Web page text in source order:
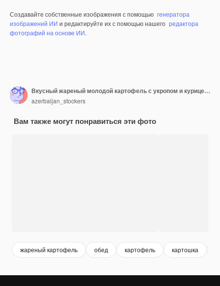
Создавайте собственные изображения с помощью генератора
изображений ИИ и редактируйте их с помощью нашего редактора
фотографий на основе ИИ.
Вкусный жареный молодой картофель с укропом и курицей, вид сверху
azerbaijan_stockers
Вам также могут понравиться эти фото
жареный картофель обед картофель картошка